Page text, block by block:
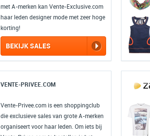
met A-merken kan Vente-Exclusive.com
haar leden designer mode met zeer hoge
korting!
BEKIJK SALES
VENTE-PRIVEE.COM
Vente-Privee.com is een shoppingclub
die exclusieve sales van grote A-merken
organiseert voor haar leden. Om iets bij